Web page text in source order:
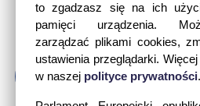
to zgadzasz się na ich
pamięci urządzenia.
zarządzać plikami cookies,
ustawienia przeglądarki.
w naszej polityce prywatności.